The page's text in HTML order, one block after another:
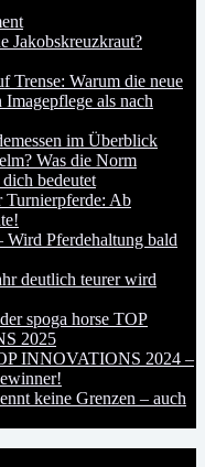
Jakobskreuzkraut?
Trense: Warum die neue
als nach
im Überblick
Was die Norm
bedeutet
Ab
Pferdehaltung bald
deutlich teurer wird
spoga horse TOP
2025
INNOVATIONS 2024 –
keine Grenzen – auch